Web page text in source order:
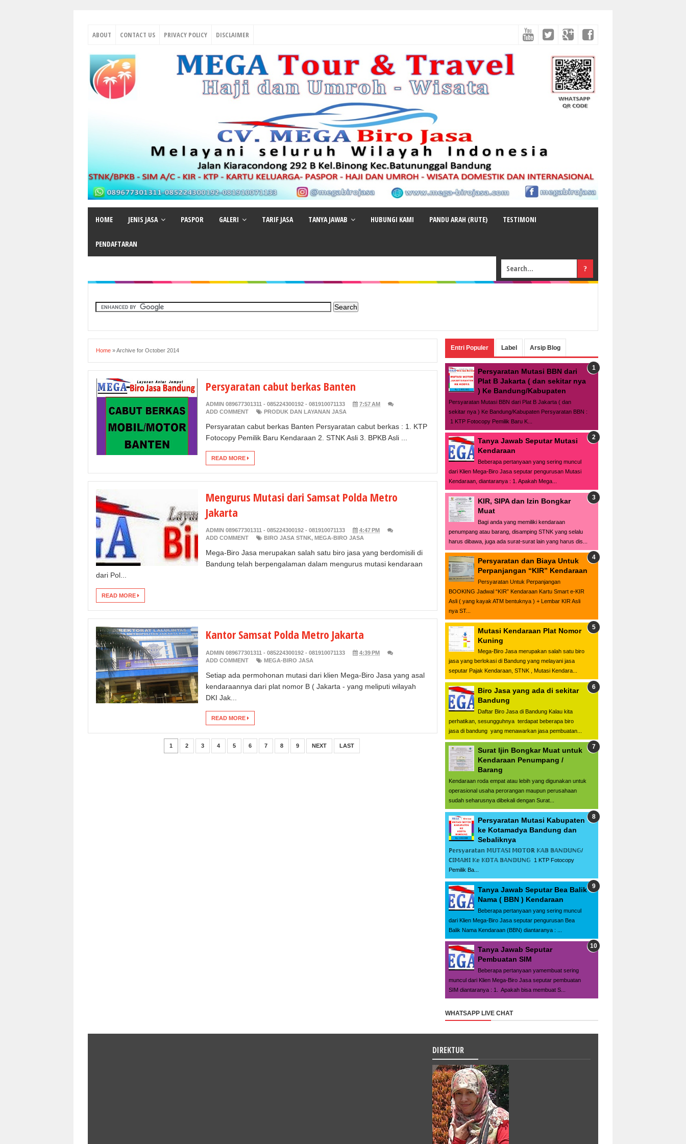
ABOUT CONTACT US PRIVACY POLICY DISCLAIMER
HOME JENIS JASA PASPOR GALERI TARIF JASA TANYA JAWAB HUBUNGI KAMI PANDU ARAH (RUTE) TESTIMONI
PENDAFTARAN
Home »Archive for October 2014
Persyaratan cabut berkas Banten
ADMIN 089677301311 - 085224300192 - 081910071133
7:57 AM
ADD COMMENT
PRODUK DAN LAYANAN JASA
Persyaratan cabut berkas Banten Persyaratan cabut berkas : 1. KTP
Fotocopy Pemilik Baru Kendaraan 2. STNK Asli 3. BPKB Asli ...
READ MORE
Mengurus Mutasi dari Samsat Polda Metro
Jakarta
ADMIN 089677301311 - 085224300192 - 081910071133
4:47 PM
ADD COMMENT
BIRO JASA STNK, MEGA-BIRO JASA
Mega-Biro Jasa merupakan salah satu biro jasa yang berdomisili di
Bandung telah berpengalaman dalam mengurus mutasi kendaraan
dari Pol...
READ MORE
Kantor Samsat Polda Metro Jakarta
ADMIN 089677301311 - 085224300192 - 081910071133
4:39 PM
ADD COMMENT
MEGA-BIRO JASA
Setiap ada permohonan mutasi dari klien Mega-Biro Jasa yang asal
kendaraannya dari plat nomor B ( Jakarta - yang meliputi wilayah
DKI Jak...
READ MORE
1 2 3 4 5 6 7 8 9 NEXT LAST
Entri Populer Label Arsip Blog
Persyaratan Mutasi BBN dari
Plat B Jakarta ( dan sekitar nya
) Ke Bandung/Kabupaten
Persyaratan Mutasi BBN dari Plat B Jakarta ( dan
sekitar nya ) Ke Bandung/Kabupaten Persyaratan BBN :
1 KTP Fotocopy Pemilik Baru K...
Tanya Jawab Seputar Mutasi
Kendaraan
Beberapa pertanyaan yang sering muncul
dari Klien Mega-Biro Jasa seputar pengurusan Mutasi
Kendaraan, diantaranya : 1. Apakah Mega...
KIR, SIPA dan Izin Bongkar
Muat
Bagi anda yang memiliki kendaraan
penumpang atau barang, disamping STNK yang selalu
harus dibawa, juga ada surat-surat lain yang harus dis...
Persyaratan dan Biaya Untuk
Perpanjangan “KIR” Kendaraan
Persyaratan Untuk Perpanjangan
BOOKING Jadwal “KIR” Kendaraan Kartu Smart e-KIR
Asli ( yang kayak ATM bentuknya ) + Lembar KIR Asli
nya ST...
Mutasi Kendaraan Plat Nomor
Kuning
Mega-Biro Jasa merupakan salah satu biro
jasa yang berlokasi di Bandung yang melayani jasa
seputar Pajak Kendaraan, STNK , Mutasi Kendara...
Biro Jasa yang ada di sekitar
Bandung
Daftar Biro Jasa di Bandung Kalau kita
perhatikan, sesungguhnya terdapat beberapa biro
jasa di bandung yang menawarkan jasa pembuatan...
Surat Ijin Bongkar Muat untuk
Kendaraan Penumpang /
Barang
Kendaraan roda empat atau lebih yang digunakan untuk
operasional usaha perorangan maupun perusahaan
sudah seharusnya dibekali dengan Surat...
Persyaratan Mutasi Kabupaten
ke Kotamadya Bandung dan
Sebaliknya
ℙ𝕖𝕣𝕤𝕪𝕒𝕣𝕒𝕥𝕒𝕟 𝕄𝕌𝕋𝔸𝕊𝕀 𝕄𝕆𝕋𝕆ℝ 𝕂𝔸𝔹 𝔹𝔸ℕ𝔻𝕌ℕ𝔾/
ℂ𝕀𝕄𝔸ℍ𝕀 𝕂𝕖 𝕂𝕆𝕋𝔸 𝔹𝔸ℕ𝔻𝕌ℕ𝔾 1 KTP Fotocopy
Pemilik Ba...
Tanya Jawab Seputar Bea Balik
Nama ( BBN ) Kendaraan
Beberapa pertanyaan yang sering muncul
dari Klien Mega-Biro Jasa seputar pengurusan Bea
Balik Nama Kendaraan (BBN) diantaranya : ...
Tanya Jawab Seputar
Pembuatan SIM
Beberapa pertanyaan yamembuat sering
muncul dari Klien Mega-Biro Jasa seputar pembuatan
SIM diantaranya : 1. Apakah bisa membuat S...
WHATSAPP LIVE CHAT
DIREKTUR